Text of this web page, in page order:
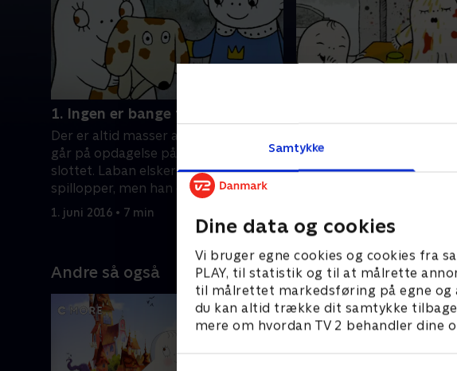
Samtykke
Dine data og cookies
Vi bruger egne cookies og cookies fra
PLAY, til statistik og til at målrette
til målrettet markedsføring på egne og
du kan altid trække dit samtykke tilbage
mere om hvordan TV 2 behandler dine
1. Ingen er bange for Laban
Der er altid masser af sjov, når Laban
går på opdagelse på Godmorgensol-
slottet. Laban elsker at lave
spillopper, men han er ikke så glad
for mørke.
1. juni 2016 • 7 min
som sin mor, far og
Labolina. Men hvor er
Andre så også